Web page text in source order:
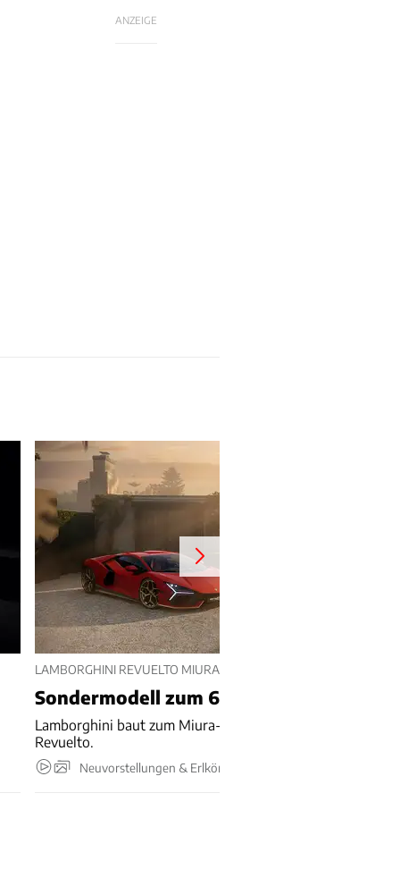
ANZEIGE
LAMBORGHINI REVUELTO MIURA 60 HOMAGE (2026)
Sondermodell zum 60.
Lamborghini baut zum Miura-Geburtstag 99 Sonder-
Revuelto.
Neuvorstellungen & Erlkönige